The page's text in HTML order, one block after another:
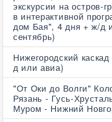
экскурсии на остров-
в интерактивной
дом Бая", 4 дня + ж/д
сентябрь)
Нижегородский
д или авиа)
"От Оки до Волги"
Рязань - Гусь-
Муром - Нижний